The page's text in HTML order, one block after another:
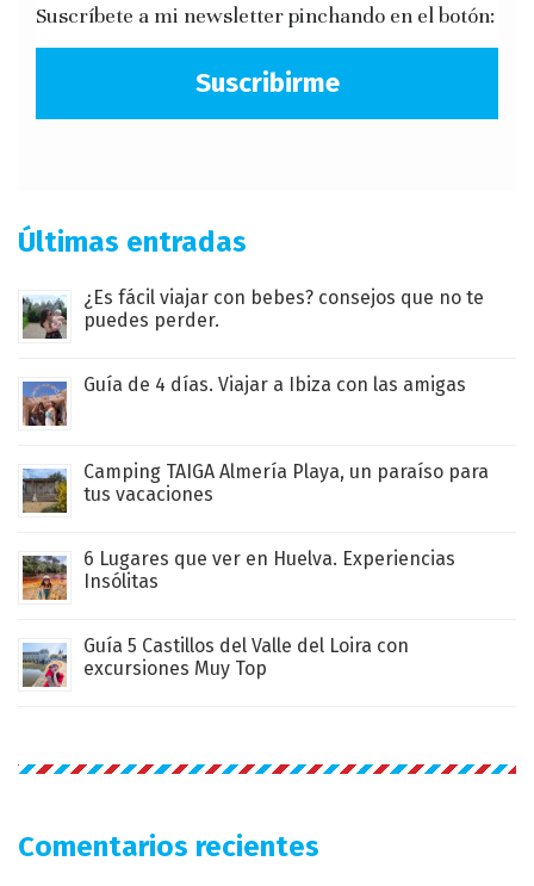
Suscríbete a mi newsletter pinchando en el botón:
Suscribirme
Últimas entradas
¿Es fácil viajar con bebes? consejos que no te
puedes perder.
Guía de 4 días. Viajar a Ibiza con las amigas
Camping TAIGA Almería Playa, un paraíso para
tus vacaciones
6 Lugares que ver en Huelva. Experiencias
Insólitas
Guía 5 Castillos del Valle del Loira con
excursiones Muy Top
Comentarios recientes